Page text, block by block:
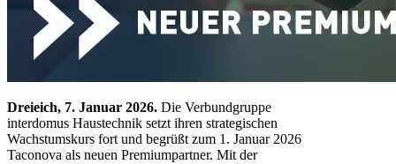
Dreieich, 7. Januar 2026. Die Verbundgruppe
interdomus Haustechnik setzt ihren strategischen
Wachstumskurs fort und begrüßt zum 1. Januar 2026
Taconova als neuen Premiumpartner. Mit der